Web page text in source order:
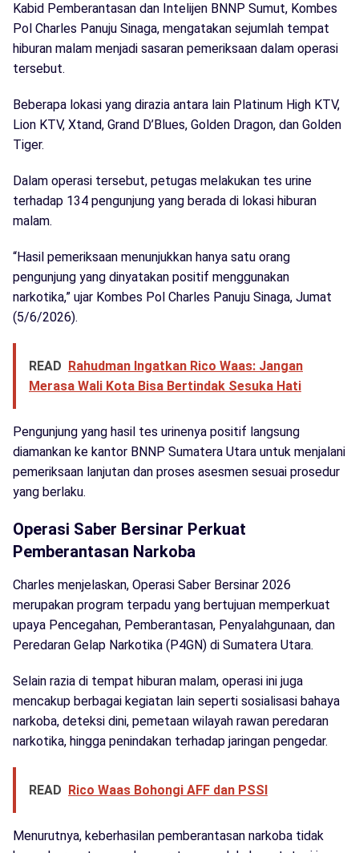
Kabid Pemberantasan dan Intelijen BNNP Sumut, Kombes
Pol Charles Panuju Sinaga, mengatakan sejumlah tempat
hiburan malam menjadi sasaran pemeriksaan dalam operasi
tersebut.
Beberapa lokasi yang dirazia antara lain Platinum High KTV,
Lion KTV, Xtand, Grand D’Blues, Golden Dragon, dan Golden
Tiger.
Dalam operasi tersebut, petugas melakukan tes urine
terhadap 134 pengunjung yang berada di lokasi hiburan
malam.
“Hasil pemeriksaan menunjukkan hanya satu orang
pengunjung yang dinyatakan positif menggunakan
narkotika,” ujar Kombes Pol Charles Panuju Sinaga, Jumat
(5/6/2026).
READ Rahudman Ingatkan Rico Waas: Jangan
Merasa Wali Kota Bisa Bertindak Sesuka Hati
Pengunjung yang hasil tes urinenya positif langsung
diamankan ke kantor BNNP Sumatera Utara untuk menjalani
pemeriksaan lanjutan dan proses asesmen sesuai prosedur
yang berlaku.
Operasi Saber Bersinar Perkuat
Pemberantasan Narkoba
Charles menjelaskan, Operasi Saber Bersinar 2026
merupakan program terpadu yang bertujuan memperkuat
upaya Pencegahan, Pemberantasan, Penyalahgunaan, dan
Peredaran Gelap Narkotika (P4GN) di Sumatera Utara.
Selain razia di tempat hiburan malam, operasi ini juga
mencakup berbagai kegiatan lain seperti sosialisasi bahaya
narkoba, deteksi dini, pemetaan wilayah rawan peredaran
narkotika, hingga penindakan terhadap jaringan pengedar.
READ Rico Waas Bohongi AFF dan PSSI
Menurutnya, keberhasilan pemberantasan narkoba tidak